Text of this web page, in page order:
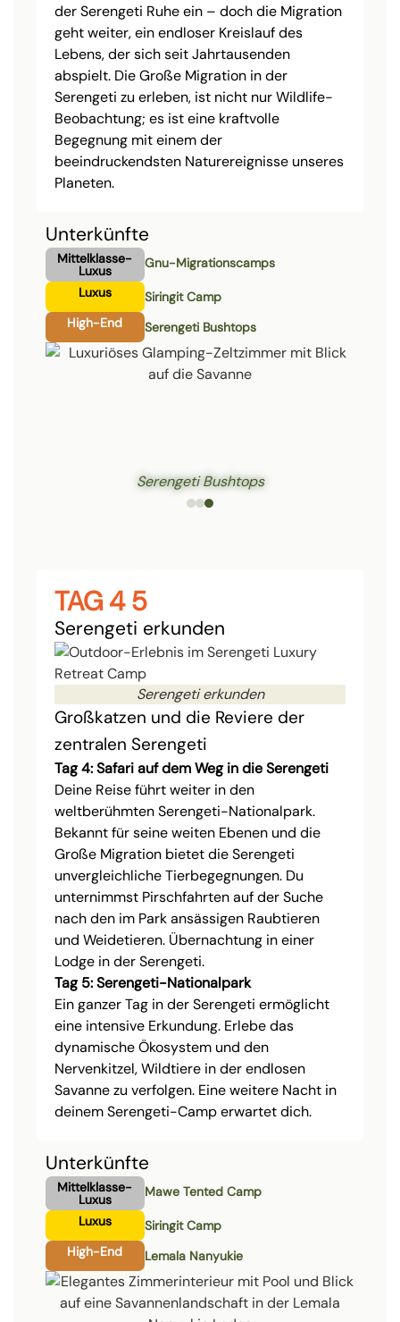
der Serengeti Ruhe ein – doch die Migration
geht weiter, ein endloser Kreislauf des
Lebens, der sich seit Jahrtausenden
abspielt. Die Große Migration in der
Serengeti zu erleben, ist nicht nur Wildlife-
Beobachtung; es ist eine kraftvolle
Begegnung mit einem der
beeindruckendsten Naturereignisse unseres
Planeten.
Unterkünfte
Mittelklasse-
Luxus
Gnu-Migrationscamps
Luxus
Siringit Camp
High-End
Serengeti Bushtops
Serengeti Bushtops
TAG 4 5
Serengeti erkunden
Serengeti erkunden
Großkatzen und die Reviere der
zentralen Serengeti
Tag 4: Safari auf dem Weg in die Serengeti
Deine Reise führt weiter in den
weltberühmten Serengeti-Nationalpark.
Bekannt für seine weiten Ebenen und die
Große Migration bietet die Serengeti
unvergleichliche Tierbegegnungen. Du
unternimmst Pirschfahrten auf der Suche
nach den im Park ansässigen Raubtieren
und Weidetieren. Übernachtung in einer
Lodge in der Serengeti.
Tag 5: Serengeti-Nationalpark
Ein ganzer Tag in der Serengeti ermöglicht
eine intensive Erkundung. Erlebe das
dynamische Ökosystem und den
Nervenkitzel, Wildtiere in der endlosen
Savanne zu verfolgen. Eine weitere Nacht in
deinem Serengeti-Camp erwartet dich.
Unterkünfte
Mittelklasse-
Luxus
Mawe Tented Camp
Luxus
Siringit Camp
High-End
Lemala Nanyukie